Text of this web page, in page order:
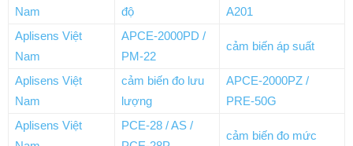
Nam
độ
A201
Aplisens Việt
Nam
APCE-2000PD /
PM-22
cảm biến áp suất
Aplisens Việt
Nam
cảm biến đo lưu
lượng
APCE-2000PZ /
PRE-50G
Aplisens Việt
PCE-28 / AS /
cảm biến đo mức